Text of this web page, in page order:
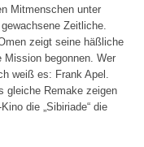
Mitmenschen unter
Zeitliche.
zeigt seine häßliche
Mission begonnen. Wer
weiß es: Frank Apel.
gleiche Remake zeigen
die „Sibiriade“ die